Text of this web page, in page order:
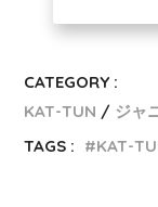
CATEGORY :
KAT-TUN
ジャ
TAGS :
KAT-